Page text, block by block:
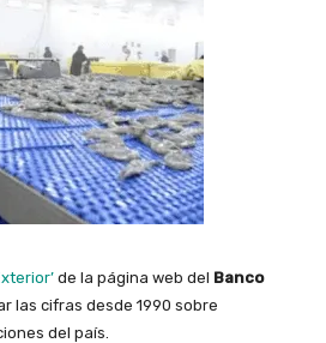
de la página web del Banco
las cifras desde 1990 sobre
del país.